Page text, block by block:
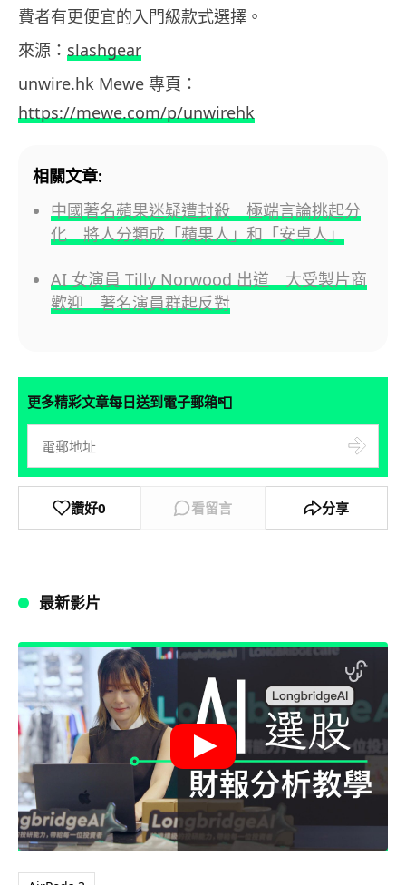
費者有更便宜的入門級款式選擇。
來源： slashgear
unwire.hk Mewe 專頁：
https://mewe.com/p/unwirehk
相關文章:
中國著名蘋果迷疑遭封殺 極端言論挑起分
化 將人分類成「蘋果人」和「安卓人」
AI 女演員 Tilly Norwood 出道 大受製片商
歡迎 著名演員群起反對
更多精彩文章每日送到電子郵箱📮
讚好0 看留言 分享
最新影片